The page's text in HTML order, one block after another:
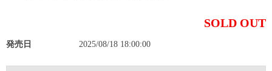
SOLD OUT
発売日 2025/08/18 18:00:00